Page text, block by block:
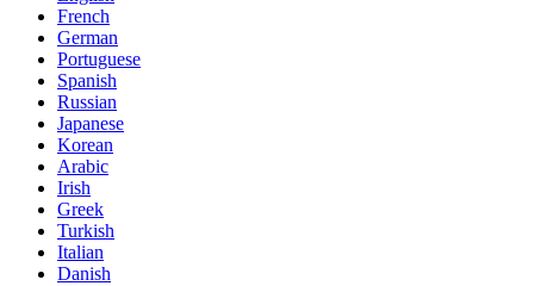
French
German
Portuguese
Spanish
Russian
Japanese
Korean
Arabic
Irish
Greek
Turkish
Italian
Danish